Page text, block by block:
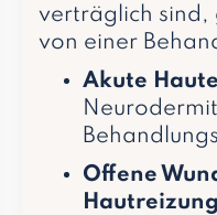
verträglich sind,
von einer
Akute
Offene